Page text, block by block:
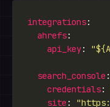
integrations
ahrefs
api_key:
search_console
credentials:
site :